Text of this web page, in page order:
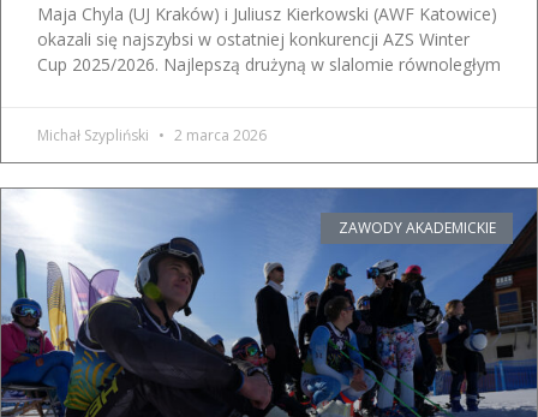
Maja Chyla (UJ Kraków) i Juliusz Kierkowski (AWF Katowice)
okazali się najszybsi w ostatniej konkurencji AZS Winter
Cup 2025/2026. Najlepszą drużyną w slalomie równoległym
Michał Szypliński 2 marca 2026
ZAWODY AKADEMICKIE